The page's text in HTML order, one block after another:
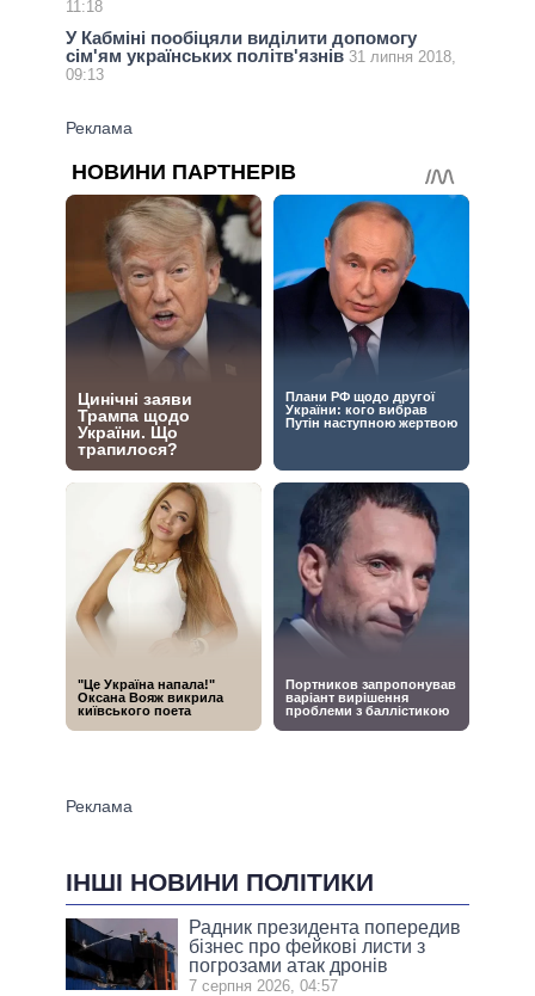
11:18
У Кабміні пообіцяли виділити допомогу
сім'ям українських політв'язнів 31 липня 2018,
09:13
ІНШІ НОВИНИ ПОЛІТИКИ
Радник президента попередив
бізнес про фейкові листи з
погрозами атак дронів
7 серпня 2026, 04:57